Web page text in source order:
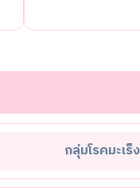
กลุ่มโรคมะเร็ง